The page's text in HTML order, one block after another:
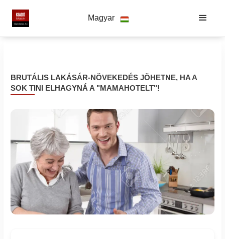
Magyar
BRUTÁLIS LAKÁSÁR-NÖVEKEDÉS JÖHETNE, HA A
SOK TINI ELHAGYNÁ A "MAMAHOTELT"!